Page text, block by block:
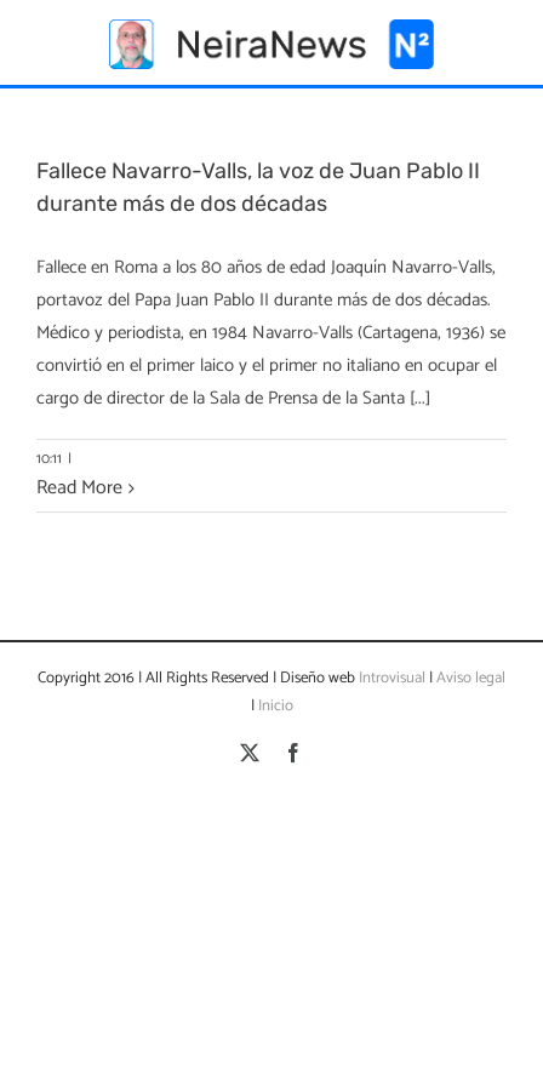
content
Fallece Navarro-Valls, la voz de Juan Pablo II
durante más de dos décadas
Fallece en Roma a los 80 años de edad Joaquín Navarro-Valls,
portavoz del Papa Juan Pablo II durante más de dos décadas.
Médico y periodista, en 1984 Navarro-Valls (Cartagena, 1936) se
convirtió en el primer laico y el primer no italiano en ocupar el
cargo de director de la Sala de Prensa de la Santa [...]
10:11 |
Read More
Copyright 2016 | All Rights Reserved | Diseño webIntrovisual |Aviso legal
|Inicio